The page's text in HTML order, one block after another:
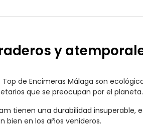
y
de Encimeras Málaga son
que se preocupan por el
tienen una durabilidad
bien en los años venideros.